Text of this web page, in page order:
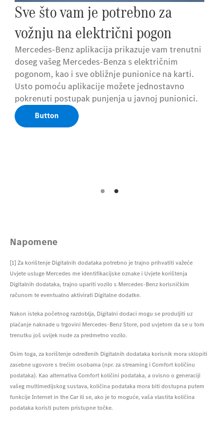
Sve što vam je potrebno za
vožnju na električni pogon
Mercedes-Benz aplikacija prikazuje vam trenutni
doseg vašeg Mercedes-Benza s električnim
pogonom, kao i sve obližnje punionice na karti.
Usto pomoću aplikacije možete jednostavno
pokrenuti postupak punjenja u javnoj punionici.
Button
Napomene
[1] Za korištenje Digitalnih dodataka potrebno je trajno prihvatiti važeće
Uvjete usluge Mercedes me identifikacijske oznake i Uvjete korištenja
Digitalnih dodataka, trajno upariti vozilo s Mercedes-Benz korisničkim
računom te eventualno aktivirati Digitalne dodatke.
Nakon isteka početnog razdoblja, Digitalni dodaci mogu se produljiti uz
plaćanje naknade u trgovini Mercedes-Benz Store, pod uvjetom da se u tom
trenutku još uvijek nude za predmetno vozilo.
Osim toga, za korištenje određenih Digitalnih dodataka korisnik mora sklopiti
zasebne ugovore s trećim osobama (npr. za streaming i Comfort količinu
podataka). Kao alternativa Comfort količini podataka, a ovisno o generaciji
vašeg multimedijskog sustava, količina podataka mora biti dostupna putem
funkcije Internet in the Car ili se, ako je to moguće, vaša vlastita količina
podataka koristi putem pristupne točke.